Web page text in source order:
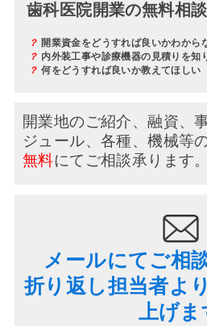
歯科医院開業の無料相談
？開業資金をどうすれば良いかわから
？ 内外装工事や診療機器の見積りを知
？何をどうすれば良いか教えてほしい
開業地のご紹介、融資、
ジュール、 各種、機械等
無料にてご相談承ります。
メールにてご相
折り返し担当者よ
上げま